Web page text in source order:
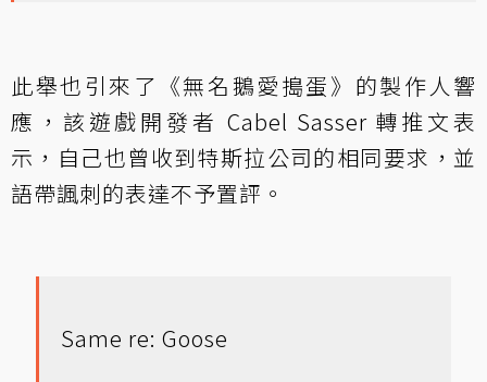
此舉也引來了《無名鵝愛搗蛋》的製作人響
應，該遊戲開發者 Cabel Sasser 轉推文表
示，自己也曾收到特斯拉公司的相同要求，並
語帶諷刺的表達不予置評。
Same re: Goose